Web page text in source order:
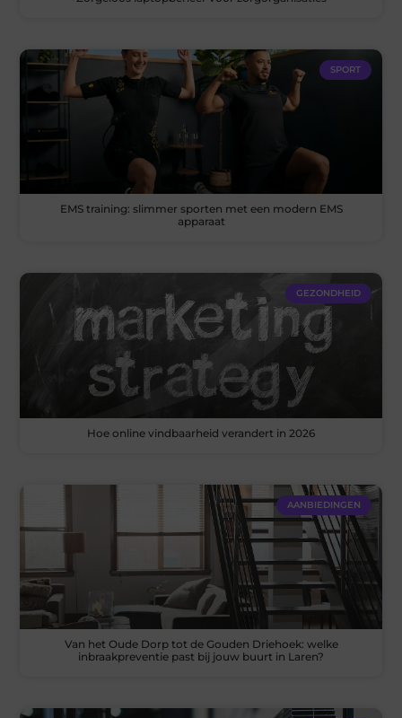
SPORT
EMS training: slimmer sporten met een modern EMS
apparaat
GEZONDHEID
Hoe online vindbaarheid verandert in 2026
AANBIEDINGEN
Van het Oude Dorp tot de Gouden Driehoek: welke
inbraakpreventie past bij jouw buurt in Laren?